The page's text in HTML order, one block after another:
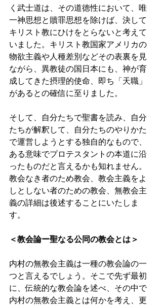
く武士道は、その道徳性において、唯
一神思想と贖罪思想を除けば、決して
キリスト教にひけをとらないと考えて
いました。キリスト教国家アメリカの
物欲主義や人種差別などその表裏を見
ながら、異教徒の国日本にも、神が育
成してきた摂理的使命、即ち「天職」
があるとの確信に至りました。
そして、自分たちで聖書を読み、自分
たちが解釈して、自分たちのやりかた
で運営しようとする独自的なもので、
ある意味でプロテスタントの本道に沿
ったものだと言えるかも知れません。
教会なき者のため教会、教会主義をよ
しとしない者のための教会、無教会主
義の詳細は後述することにいたしま
す。
＜教会論ー聖なる公同の教会とは＞
内村の無教会主義は一種の教会論の一
つと言えるでしょう。そこで先ず最初
に、伝統的な教会論を述べ、その中で
内村の無教会主義とは何かを考え、更